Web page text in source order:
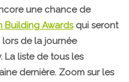
une chance de
Building Awardsqui seront
lors de la journée
La liste de tous les
dernière. Zoom sur les